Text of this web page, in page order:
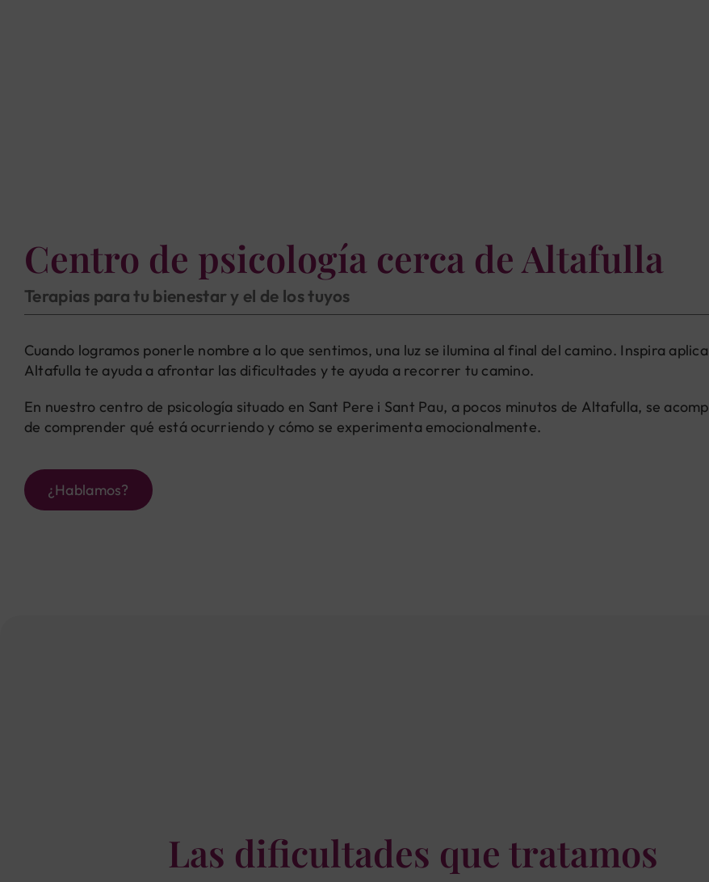
Centro de psicología cerca de Altafulla
Terapias para tu bienestar y el de los tuyos
Cuando logramos ponerle nombre a lo que sentimos, una luz se ilumina al final del camino. Inspira
Altafulla te ayuda a afrontar las dificultades y te ayuda a recorrer tu camino.
En nuestro centro de psicología situado en Sant Pere i Sant Pau, a pocos minutos de Altafulla, se
de comprender qué está ocurriendo y cómo se experimenta emocionalmente.
¿Hablamos?
Las dificultades que tratamos